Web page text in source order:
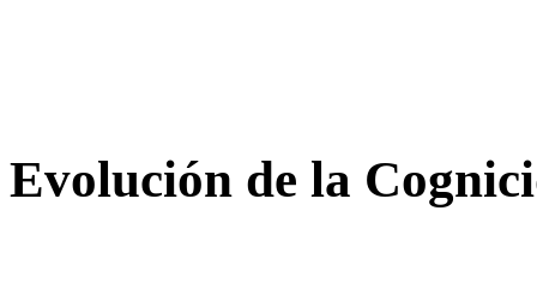
Evolución de la